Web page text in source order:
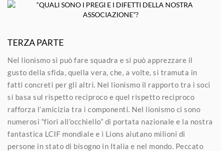
TERZA PARTE
Nel lionismo si può fare squadra e si può apprezzare il
gusto della sfida, quella vera, che, a volte, si tramuta in
fatti concreti per gli altri. Nel lionismo il rapporto tra i soci
si basa sul rispetto reciproco e quel rispetto reciproco
rafforza l’amicizia tra i componenti. Nel lionismo ci sono
numerosi “fiori all’occhiello” di portata nazionale e la nostra
fantastica LCIF mondiale e i Lions aiutano milioni di
persone in stato di bisogno in Italia e nel mondo. Peccato